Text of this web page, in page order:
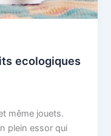
ecologiques
même jouets.
plein essor qui